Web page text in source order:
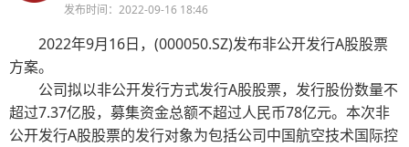
发布时间：2022-09-16 18:46
2022年9月16日，(000050.SZ)发布非公开发行A股股票
方案。
公司拟以非公开发行方式发行A股股票，发行股份数量不
超过7.37亿股，募集资金总额不超过人民币78亿元。本次非
公开发行A股股票的发行对象为包括公司中国航空技术国际控